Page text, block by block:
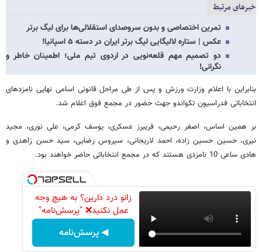
خبرهای مرتبط
تمرین اختصاصی و بدون سروصدای استقلالی‌ها برای لیگ برتر
عکس | ستاره لالیگایی لیگ برتر ایران در دسته ۵ اسپانیا!
دو تصمیم مهم قلعه‌نویی در اردوی تیم ملی؛ اطمینان خاطر و
نگرانی!
بنابراین با اعلام وزارت ورزش و پس از طی مراحل قانونی اسامی نهایی نامزدهای
انتخاباتی فدراسیون تکواندو جهت حضور در مجمع فوق اعلام شد.
بر همین اساس، اصغر رحیمی، فریبرز عسکری، یوسف کرمی، علی نوری، مجید
نیری، حسین حسین زاده، احمد لاریجانی، سیروس رضایی، سید حسن زاهدی و
هادی ساعی 10 نامزدی هستند که در مجمع انتخاباتی حاضر خواهند بود.
زانو درد دارین؟ به هیچ وجه
عمل نکنید❌ "پرسش‌نامه"
◀ پرسش‌نامه